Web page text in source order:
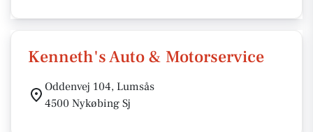
Kenneth's Auto & Motorservice
Oddenvej 104, Lumsås
4500 Nykøbing Sj